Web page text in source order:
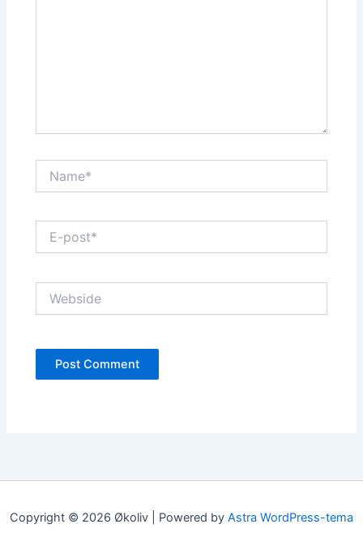
post*
Copyright © 2026 Økoliv | Powered by Astra WordPress-tema